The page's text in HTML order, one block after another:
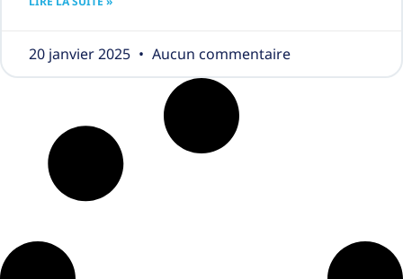
20 janvier 2025 Aucun commentaire